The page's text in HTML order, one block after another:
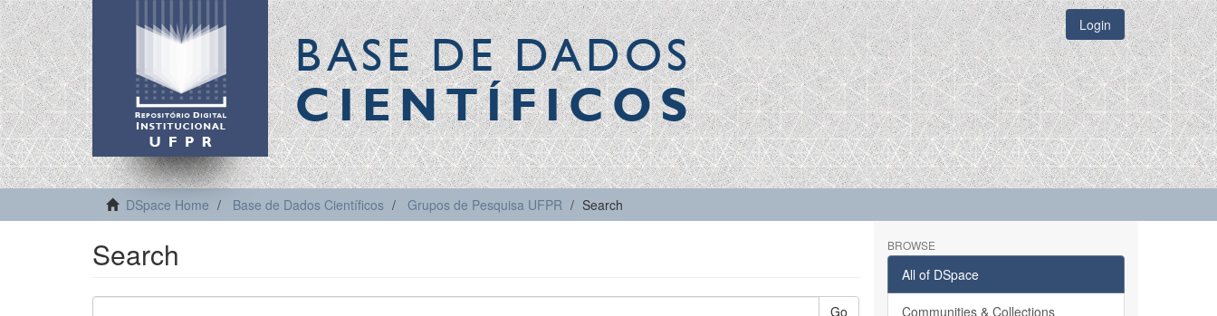
BASE DE DADOS
CIENTÍFICOS
Login
DSpace Home Base de Dados Científicos Grupos de Pesquisa UFPR Search
Search
Go
BROWSE
All of DSpace
Communities & Collections